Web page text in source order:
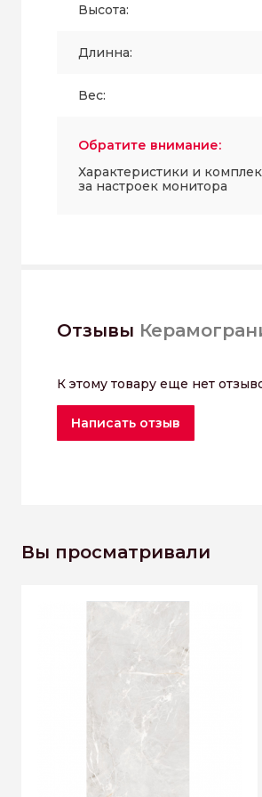
Высота:
Длинна:
Вес:
Обратите внимание:
Характеристики и
за настроек монитора
Отзывы
К этому товару еще нет
Написать отзыв
Вы просматривали